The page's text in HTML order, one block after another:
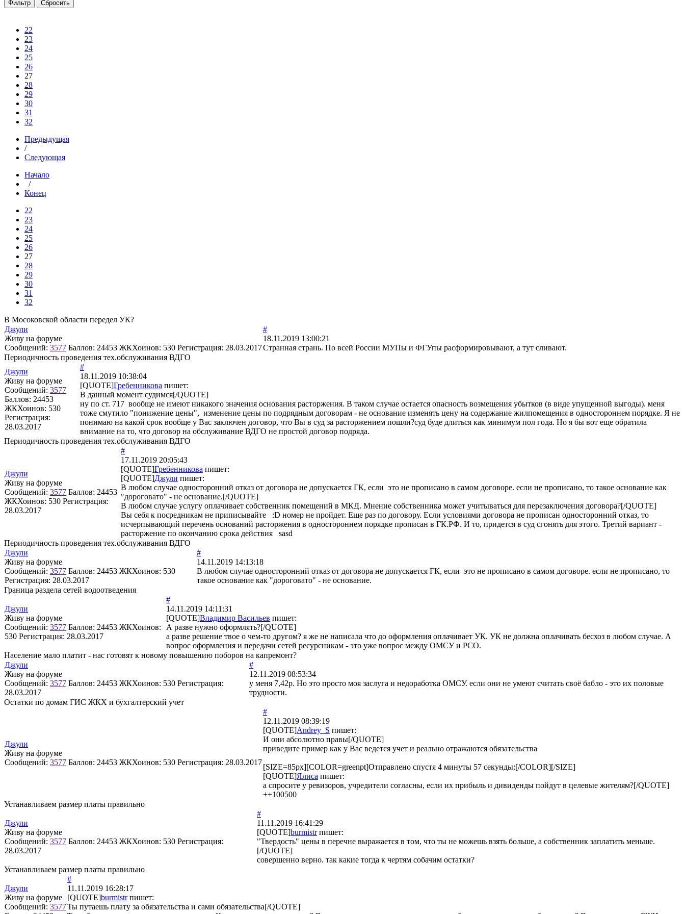
22
23
24
25
26
27
28
29
30
31
32
Предыдущая
/
Следующая
Начало
/
Конец
22
23
24
25
26
27
28
29
30
31
32
В Мосоковской области передел УК?
Джули
Живу на форуме
Сообщений: 3577 Баллов: 24453 ЖКХоинов: 530 Регистрация: 28.03.2017
#
18.11.2019 13:00:21
Странная странь. По всей России МУПы и ФГУпы расформировывают, а тут сливают.
Периодичность проведения тех.обслуживания ВДГО
Джули
Живу на форуме
Сообщений: 3577
Баллов: 24453
ЖКХоинов: 530
Регистрация:
28.03.2017
#
18.11.2019 10:38:04
[QUOTE]Гребенникова пишет:
В данный момент судимся[/QUOTE]
ну по ст. 717 вообще не имеют никакого значения основания расторжения. В таком случае остается опасность возмещения убытков (в виде упущенной выгоды). меня
тоже смутило "понижение цены", изменение цены по подрядным договорам - не основание изменять цену на содержание жилпомещения в одностороннем порядке. Я не
понимаю на какой срок вообще у Вас заключен договор, что Вы в суд за расторжением пошли?суд буде длиться как минимум пол года. Но я бы вот еще обратила
внимание на то, что договор на обслуживание ВДГО не простой договор подряда.
Периодичность проведения тех.обслуживания ВДГО
Джули
Живу на форуме
Сообщений: 3577 Баллов: 24453
ЖКХоинов: 530 Регистрация:
28.03.2017
#
17.11.2019 20:05:43
[QUOTE]Гребенникова пишет:
[QUOTE]Джули пишет:
В любом случае односторонний отказ от договора не допускается ГК, если это не прописано в самом договоре. если не прописано, то такое основание как
"дороговато" - не основание.[/QUOTE]
В любом случае услугу оплачивает собственник помещений в МКД. Мнение собственника может учитываться для перезаключения договора?[/QUOTE]
Вы себя к посредникам не приписывайте :D номер не пройдет. Еще раз по договору. Если условиями договора не прописан односторонний отказ, то
исчерпывающий перечень оснований расторжения в одностороннем порядке прописан в ГК.РФ. И то, придется в суд сгонять для этого. Третий вариант -
расторжение по окончанию срока действия sasd
Периодичность проведения тех.обслуживания ВДГО
Джули
Живу на форуме
Сообщений: 3577 Баллов: 24453 ЖКХоинов: 530
Регистрация: 28.03.2017
#
14.11.2019 14:13:18
В любом случае односторонний отказ от договора не допускается ГК, если это не прописано в самом договоре. если не прописано, то
такое основание как "дороговато" - не основание.
Граница раздела сетей водоотведения
Джули
Живу на форуме
Сообщений: 3577 Баллов: 24453 ЖКХоинов:
530 Регистрация: 28.03.2017
#
14.11.2019 14:11:31
[QUOTE]Владимир Васильев пишет:
А разве нужно оформлять?[/QUOTE]
а разве решение твое о чем-то другом? я же не написала что до оформления оплачивает УК. УК не должна оплачивать бесхоз в любом случае. А
вопрос оформления и передачи сетей ресурсникам - это уже вопрос между ОМСУ и РСО.
Население мало платит - нас готовят к новому повышению поборов на капремонт?
Джули
Живу на форуме
Сообщений: 3577 Баллов: 24453 ЖКХоинов: 530 Регистрация:
28.03.2017
#
12.11.2019 08:53:34
у меня 7,42р. Но это просто моя заслуга и недоработка ОМСУ. если они не умеют считать своё бабло - это их половые
трудности.
Остатки по домам ГИС ЖКХ и бухгалтерский учет
Джули
Живу на форуме
Сообщений: 3577 Баллов: 24453 ЖКХоинов: 530 Регистрация: 28.03.2017
#
12.11.2019 08:39:19
[QUOTE]Andrey_S пишет:
И они абсолютно правы[/QUOTE]
приведите пример как у Вас ведется учет и реально отражаются обязательства
[SIZE=85px][COLOR=greenpt]Отправлено спустя 4 минуты 57 секунды:[/COLOR][/SIZE]
[QUOTE]Ялиса пишет:
а спросите у ревизоров, учредители согласны, если их прибыль и дивиденды пойдут в целевые жителям?[/QUOTE]
++100500
Устанавливаем размер платы правильно
Джули
Живу на форуме
Сообщений: 3577 Баллов: 24453 ЖКХоинов: 530 Регистрация:
28.03.2017
#
11.11.2019 16:41:29
[QUOTE]burmistrпишет:
"Твердость" цены в перечне выражается в том, что ты не можешь взять больше, а собственник заплатить меньше.
[/QUOTE]
совершенно верно. так какие тогда к чертям собачим остатки?
Устанавливаем размер платы правильно
Джули
Живу на форуме
Сообщений: 3577
#
11.11.2019 16:28:17
[QUOTE]burmistrпишет:
Ты путаешь плату за обязательства и сами обязательства[/QUOTE]